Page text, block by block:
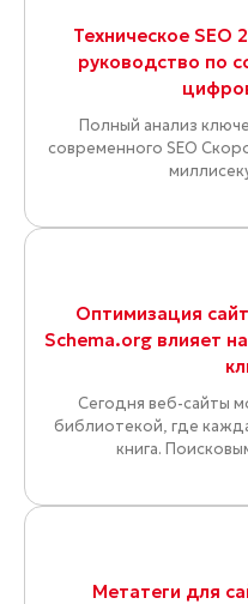
Техническое
руководство по
Полный анализ
современного SEO
Оптимизация
Schema.org влияет
Сегодня веб-сайты
библиотекой, где
книга.
Метатеги для